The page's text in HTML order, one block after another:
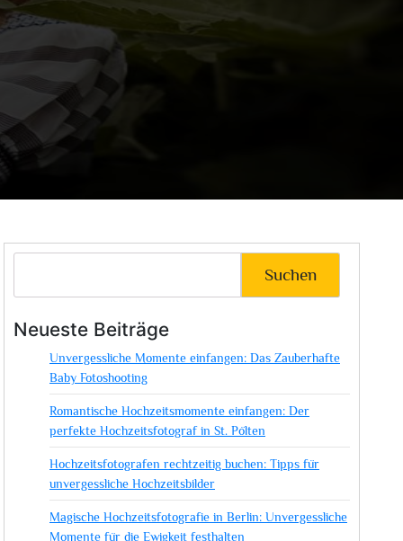
Suchen
Neueste Beiträge
Unvergessliche Momente einfangen: Das Zauberhafte
Baby Fotoshooting
Romantische Hochzeitsmomente einfangen: Der
perfekte Hochzeitsfotograf in St. Pölten
Hochzeitsfotografen rechtzeitig buchen: Tipps für
unvergessliche Hochzeitsbilder
Magische Hochzeitsfotografie in Berlin: Unvergessliche
Momente für die Ewigkeit festhalten